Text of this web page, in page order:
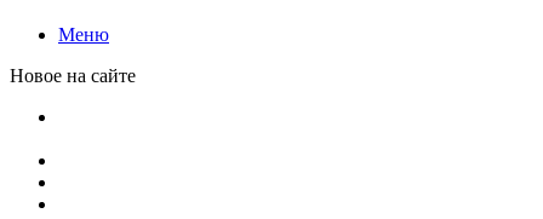
Меню
Новое на сайте